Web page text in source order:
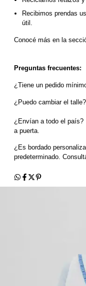
Recibimos prendas
útil.
Conocé más en la
Preguntas frecuentes:
¿Tiene un pedido
¿Puedo cambiar el
¿Envían a todo el país?
a puerta.
¿Es bordado
predeterminado.